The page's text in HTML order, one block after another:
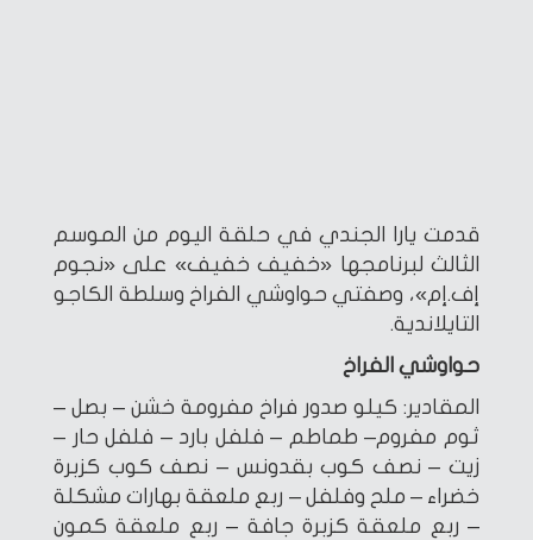
قدمت يارا الجندي في حلقة اليوم من الموسم
الثالث لبرنامجها «خفيف خفيف» على «نجوم
إف.إم»، وصفتي حواوشي الفراخ وسلطة الكاجو
التايلاندية.
حواوشي الفراخ
المقادير: كيلو صدور فراخ مفرومة خشن – بصل –
ثوم مفروم– طماطم – فلفل بارد – فلفل حار –
زيت – نصف كوب بقدونس – نصف كوب كزبرة
خضراء – ملح وفلفل – ربع ملعقة بهارات مشكلة
– ربع ملعقة كزبرة جافة – ربع ملعقة كمون